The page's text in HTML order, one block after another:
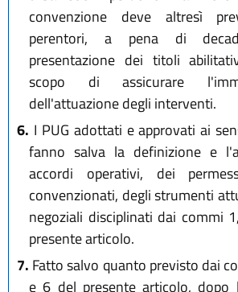
convenzione deve altresì
perentori, a pena di
presentazione dei titoli
scopo di assicurare
dell'attuazione degli interventi.
6. I PUG adottati e approvati ai
fanno salva la definizione e
accordi operativi, dei
convenzionati, degli strumenti
negoziali disciplinati dai commi
presente articolo.
7. Fatto salvo quanto previsto dai
e 6 del presente articolo, dopo